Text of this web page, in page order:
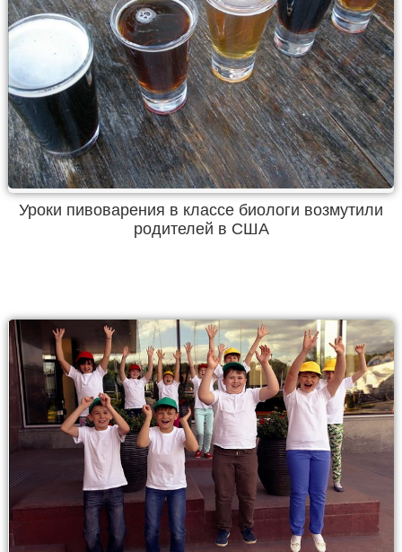
Уроки пивоварения в классе биологи возмутили
родителей в США